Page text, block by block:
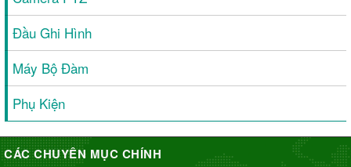
Đầu Ghi Hình
Máy Bộ Đàm
Phụ Kiện
CÁC CHUYÊN MỤC CHÍNH